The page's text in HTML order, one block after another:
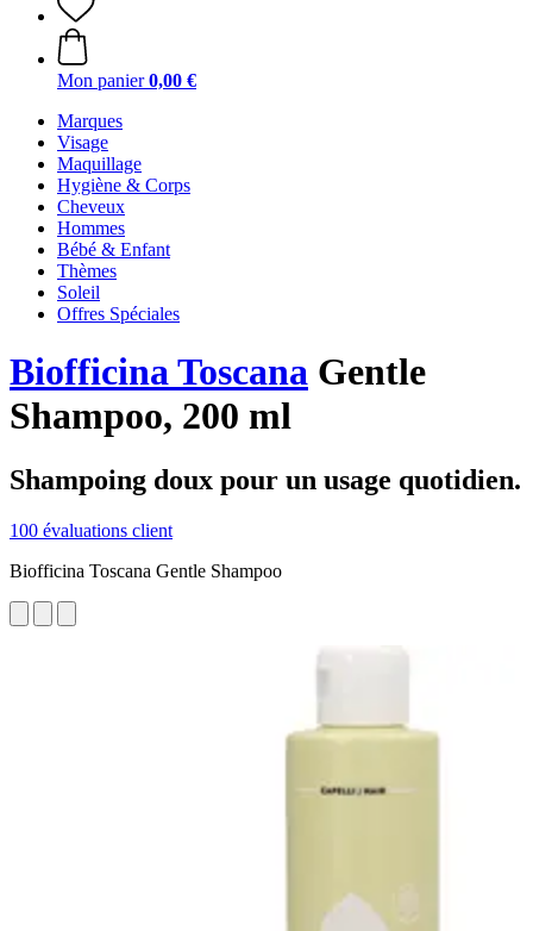
Mon panier 0,00 €
Marques
Visage
Maquillage
Hygiène & Corps
Cheveux
Hommes
Bébé & Enfant
Thèmes
Soleil
Offres Spéciales
Biofficina Toscana Gentle
Shampoo, 200 ml
Shampoing doux pour un usage quotidien.
100 évaluations client
Biofficina Toscana Gentle Shampoo